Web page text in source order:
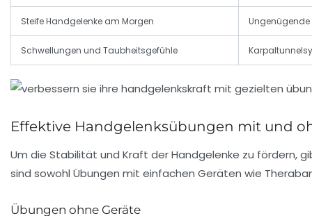
Steife Handgelenke am Morgen Ungenügende
Schwellungen und Taubheitsgefühle
Effektive Handgelenksübungen mit und
Um die Stabilität und Kraft der Handgelenke zu fördern,
sind sowohl Übungen mit einfachen Geräten wie
Übungen ohne Geräte